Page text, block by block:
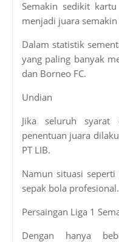
Semakin sedikit
menjadi juara semakin
Dalam statistik
yang paling banyak
dan Borneo FC.
Undian
Jika seluruh
penentuan juara
PT LIB.
Namun situasi
sepak bola profesional.
Persaingan Liga 1
Dengan hanya